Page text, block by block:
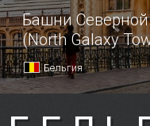
Башни Северной
(North Galaxy
Бельгия